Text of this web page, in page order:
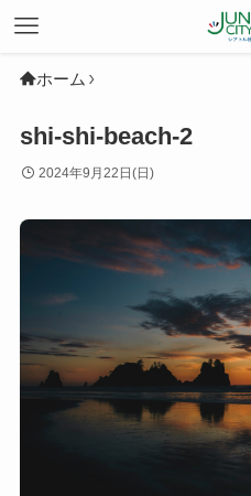
ホーム
shi-shi-beach-2
2024年9月22日(日)